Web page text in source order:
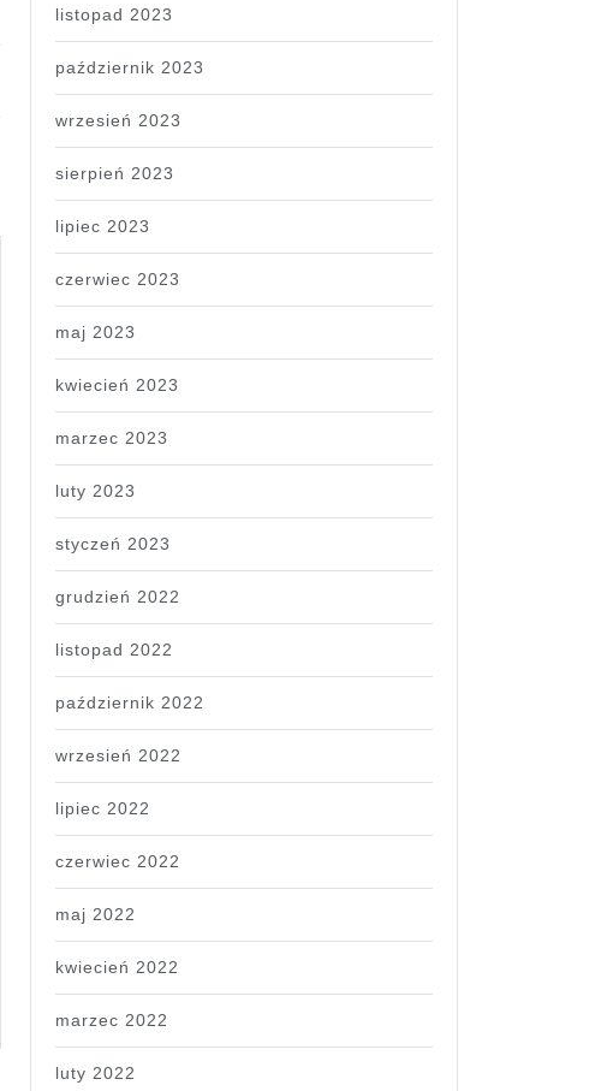
listopad 2023
październik 2023
wrzesień 2023
sierpień 2023
lipiec 2023
czerwiec 2023
maj 2023
kwiecień 2023
marzec 2023
luty 2023
styczeń 2023
grudzień 2022
listopad 2022
październik 2022
wrzesień 2022
lipiec 2022
czerwiec 2022
maj 2022
kwiecień 2022
marzec 2022
luty 2022